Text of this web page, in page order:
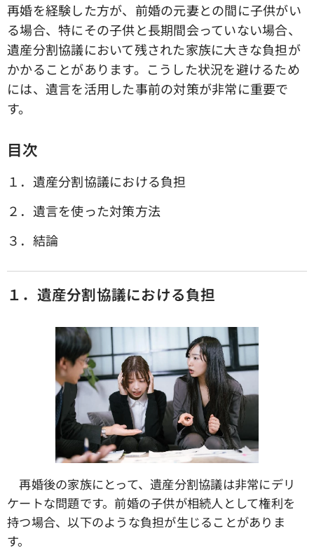
再婚を経験した方が、前婚の元妻との間に子供がい
る場合、特にその子供と長期間会っていない場合、
遺産分割協議において残された家族に大きな負担が
かかることがあります。こうした状況を避けるため
には、遺言を活用した事前の対策が非常に重要で
す。
目次
１．遺産分割協議における負担
２．遺言を使った対策方法
３．結論
１．遺産分割協議における負担
再婚後の家族にとって、遺産分割協議は非常にデリ
ケートな問題です。前婚の子供が相続人として権利を
持つ場合、以下のような負担が生じることがありま
す。